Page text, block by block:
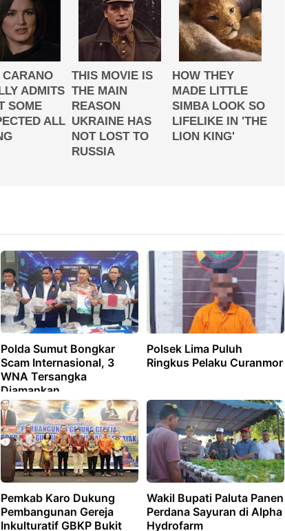
Polda Sumut Bongkar
Scam Internasional, 3
WNA Tersangka
Diamankan
Polsek Lima Puluh
Ringkus Pelaku Curanmor
Pemkab Karo Dukung
Pembangunan Gereja
Inkulturatif GBKP Bukit
Wakil Bupati Paluta Panen
Perdana Sayuran di Alpha
Hydrofarm